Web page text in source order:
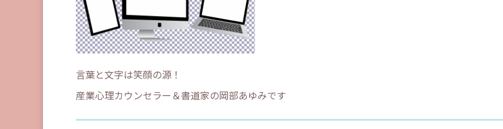
言葉と文字は笑顔の源！
産業心理カウンセラー＆書道家の岡部あゆみです